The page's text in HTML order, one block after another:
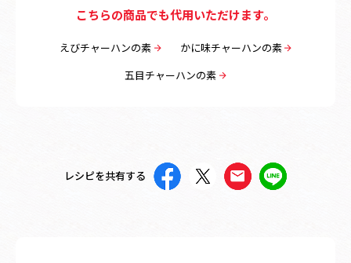
こちらの商品でも代用いただけます。
えびチャーハンの素
かに味チャーハンの素
五目チャーハンの素
レシピを共有する